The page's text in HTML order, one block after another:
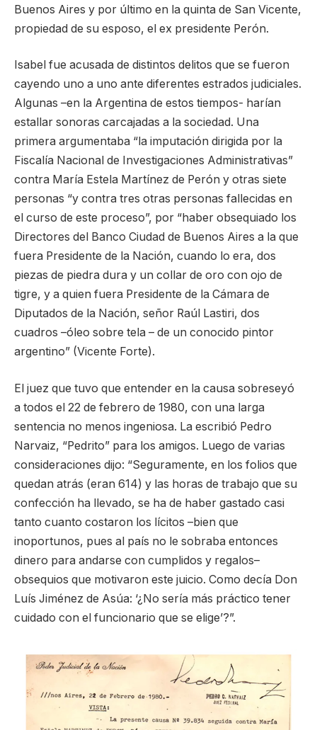
Buenos Aires y por último en la quinta de San Vicente,
propiedad de su esposo, el ex presidente Perón.
Isabel fue acusada de distintos delitos que se fueron
cayendo uno a uno ante diferentes estrados judiciales.
Algunas –en la Argentina de estos tiempos- harían
estallar sonoras carcajadas a la sociedad. Una
primera argumentaba “la imputación dirigida por la
Fiscalía Nacional de Investigaciones Administrativas”
contra María Estela Martínez de Perón y otras siete
personas “y contra tres otras personas fallecidas en
el curso de este proceso”, por “haber obsequiado los
Directores del Banco Ciudad de Buenos Aires a la que
fuera Presidente de la Nación, cuando lo era, dos
piezas de piedra dura y un collar de oro con ojo de
tigre, y a quien fuera Presidente de la Cámara de
Diputados de la Nación, señor Raúl Lastiri, dos
cuadros –óleo sobre tela – de un conocido pintor
argentino” (Vicente Forte).
El juez que tuvo que entender en la causa sobreseyó
a todos el 22 de febrero de 1980, con una larga
sentencia no menos ingeniosa. La escribió Pedro
Narvaiz, “Pedrito” para los amigos. Luego de varias
consideraciones dijo: “Seguramente, en los folios que
quedan atrás (eran 614) y las horas de trabajo que su
confección ha llevado, se ha de haber gastado casi
tanto cuanto costaron los lícitos –bien que
inoportunos, pues al país no le sobraba entonces
dinero para andarse con cumplidos y regalos–
obsequios que motivaron este juicio. Como decía Don
Luís Jiménez de Asúa: ‘¿No sería más práctico tener
cuidado con el funcionario que se elige’?”.